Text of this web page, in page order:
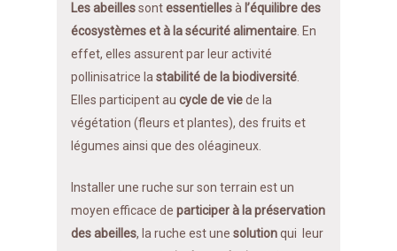
Les abeillessontessentiellesà l’équilibre des
écosystèmes et à la sécurité alimentaire . En
effet, elles assurent par leur activité
pollinisatrice la stabilité de la biodiversité
Elles participent aucycle de viede la
végétation (fleurs et plantes), des fruits et
légumes ainsi que des oléagineux.
Installer une ruche sur son terrain est un
moyen efficace departiciper à la préservation
des abeilles, la ruche est unesolutionqui leur